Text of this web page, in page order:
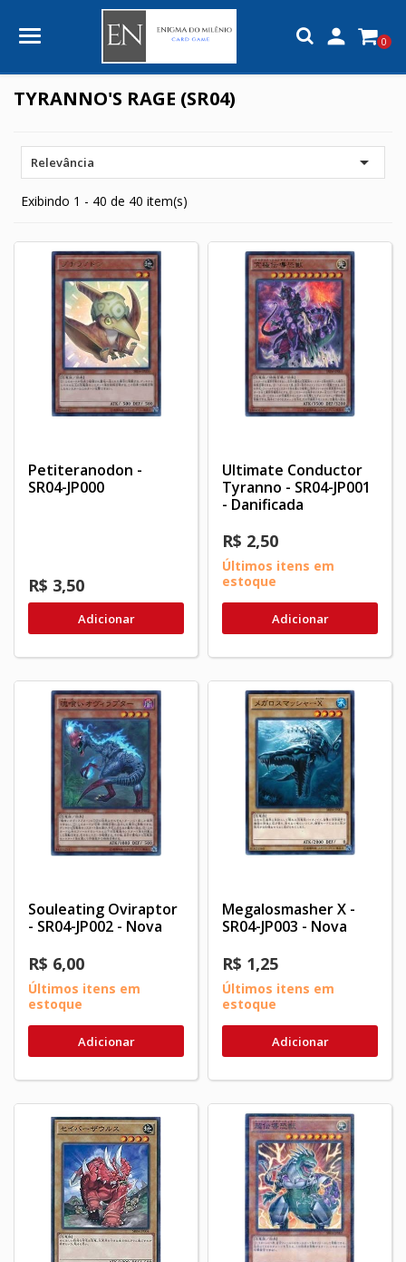
 0
TYRANNO'S RAGE (SR04)
Relevância 
Exibindo 1 - 40 de 40 item(s)
Petiteranodon -
SR04-JP000
R$ 3,50
Adicionar
Ultimate Conductor
Tyranno - SR04-JP001
- Danificada
R$ 2,50
Últimos itens em
estoque
Adicionar
Souleating Oviraptor
- SR04-JP002 - Nova
R$ 6,00
Últimos itens em
estoque
Adicionar
Megalosmasher X -
SR04-JP003 - Nova
R$ 1,25
Últimos itens em
estoque
Adicionar